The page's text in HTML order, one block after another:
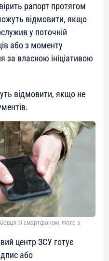
рапорт протягом
відмовити, якщо
у поточній
або з моменту
за власною ініціативою
відмовити, якщо не
зі смартфоном. Фото з
центр ЗСУ готує
або